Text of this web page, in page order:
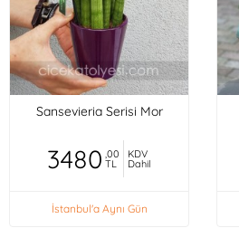
Sansevieria Serisi Mor
3480 ,00
TL
KDV
Dahil
İstanbul'a Aynı Gün